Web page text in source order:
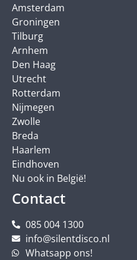
Amsterdam
Groningen
Tilburg
Arnhem
Den Haag
Utrecht
Rotterdam
Nijmegen
Zwolle
Breda
Haarlem
Eindhoven
Nu ook in België!
Contact
085 004 1300
info@silentdisco.nl
Whatsapp ons!